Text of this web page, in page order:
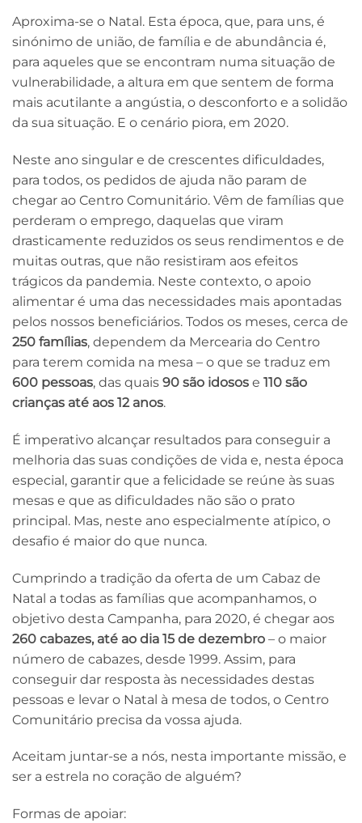
Aproxima-se o Natal. Esta época, que, para uns, é
sinónimo de união, de família e de abundância é,
para aqueles que se encontram numa situação de
vulnerabilidade, a altura em que sentem de forma
mais acutilante a angústia, o desconforto e a solidão
da sua situação. E o cenário piora, em 2020.
Neste ano singular e de crescentes dificuldades,
para todos, os pedidos de ajuda não param de
chegar ao Centro Comunitário. Vêm de famílias que
perderam o emprego, daquelas que viram
drasticamente reduzidos os seus rendimentos e de
muitas outras, que não resistiram aos efeitos
trágicos da pandemia. Neste contexto, o apoio
alimentar é uma das necessidades mais apontadas
pelos nossos beneficiários. Todos os meses, cerca de
250 famílias, dependem da Mercearia do Centro
para terem comida na mesa – o que se traduz em
600 pessoas, das quais 90 são idosos e 110 são
crianças até aos 12 anos.
É imperativo alcançar resultados para conseguir a
melhoria das suas condições de vida e, nesta época
especial, garantir que a felicidade se reúne às suas
mesas e que as dificuldades não são o prato
principal. Mas, neste ano especialmente atípico, o
desafio é maior do que nunca.
Cumprindo a tradição da oferta de um Cabaz de
Natal a todas as famílias que acompanhamos, o
objetivo desta Campanha, para 2020, é chegar aos
260 cabazes, até ao dia 15 de dezembro – o maior
número de cabazes, desde 1999. Assim, para
conseguir dar resposta às necessidades destas
pessoas e levar o Natal à mesa de todos, o Centro
Comunitário precisa da vossa ajuda.
Aceitam juntar-se a nós, nesta importante missão, e
ser a estrela no coração de alguém?
Formas de apoiar: